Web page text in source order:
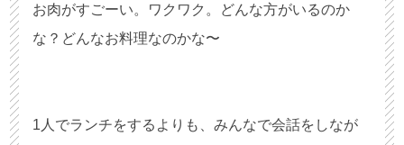
お肉がすごーい。ワクワク。どんな方がいるのか
な？どんなお料理なのかな〜
1人でランチをするよりも、みんなで会話をしなが